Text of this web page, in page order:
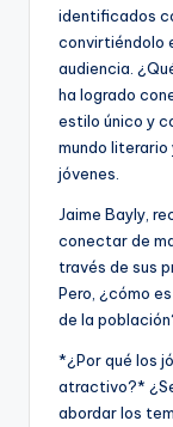
identificados
convirtiéndolo
audiencia.
ha logrado
estilo único y
mundo literario
jóvenes.
Jaime Bayly,
conectar de
través de sus
Pero, ¿cómo
de la
*¿Por qué los
atractivo?*
abordar los